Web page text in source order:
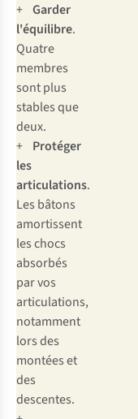
+ Garder
l'équilibre.
Quatre
membres
sont plus
stables que
deux.
+ Protéger
les
articulations.
Les bâtons
amortissent
les chocs
absorbés
par vos
articulations,
notamment
lors des
montées et
des
descentes.